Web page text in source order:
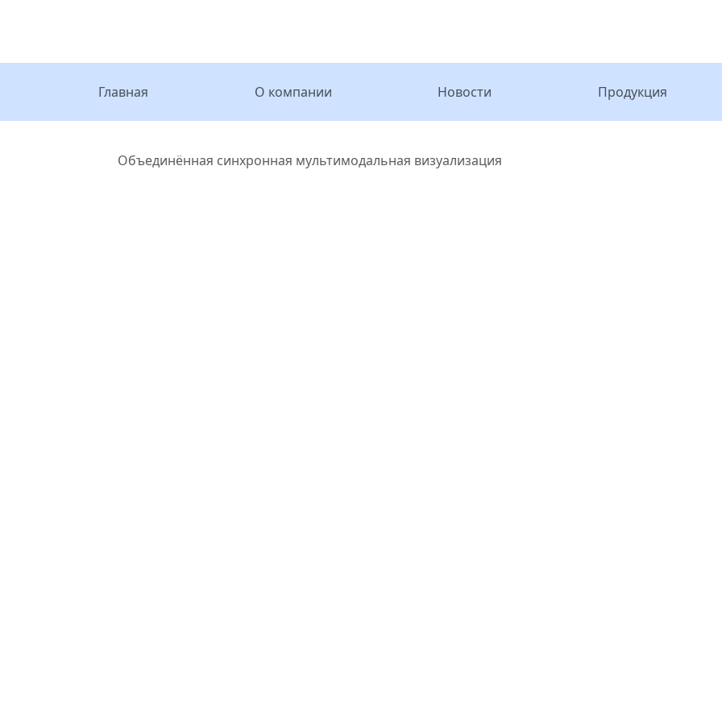
Главная О компании Новости Продукция
Главная
Объединённая синхронная мультимодальная визуализация